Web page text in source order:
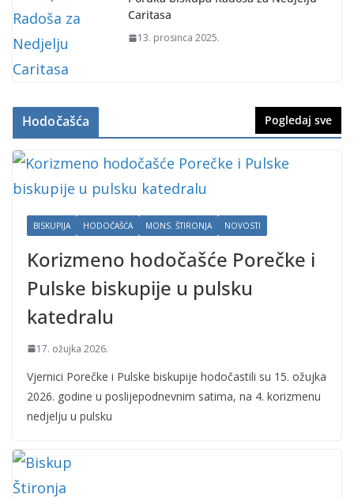
Caritasa
13. prosinca 2025.
Hodočašća Pogledaj sve
BISKUPIJA HODOČAŠĆA MONS. ŠTIRONJA NOVOSTI
Korizmeno hodočašće Porečke i
Pulske biskupije u pulsku
katedralu
17. ožujka 2026.
Vjernici Porečke i Pulske biskupije hodočastili su 15. ožujka
2026. godine u poslijepodnevnim satima, na 4. korizmenu
nedjelju u pulsku